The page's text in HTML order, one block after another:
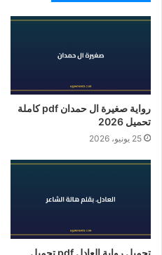
رواية صغيرة ال حمدان pdf كاملة
تحميل 2026
25 يونيو، 2026